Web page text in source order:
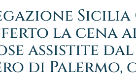
la cena
assistite
di Palermo,